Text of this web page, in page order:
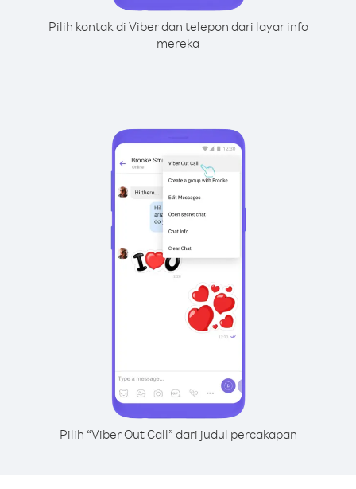
Pilih kontak di Viber dan telepon dari layar info
mereka
Pilih “Viber Out Call” dari judul percakapan